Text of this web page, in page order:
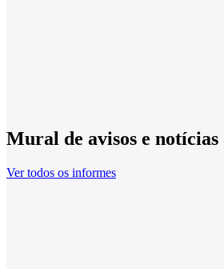
Mural de avisos e notícias
Ver todos os informes